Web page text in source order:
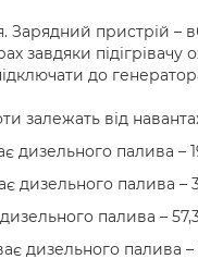
Зарядний пристрій –
завдяки
до
залежать від
дизельного палива –
дизельного палива –
палива –
дизельного палива –